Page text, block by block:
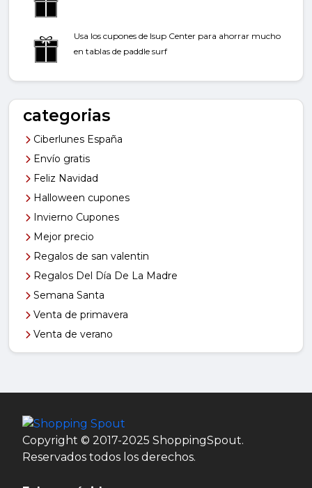
Usa los cupones de Isup Center para ahorrar mucho
en tablas de paddle surf
categorias
Ciberlunes España
Envío gratis
Feliz Navidad
Halloween cupones
Invierno Cupones
Mejor precio
Regalos de san valentin
Regalos Del Día De La Madre
Semana Santa
Venta de primavera
Venta de verano
Copyright © 2017-2025 ShoppingSpout.
Reservados todos los derechos.